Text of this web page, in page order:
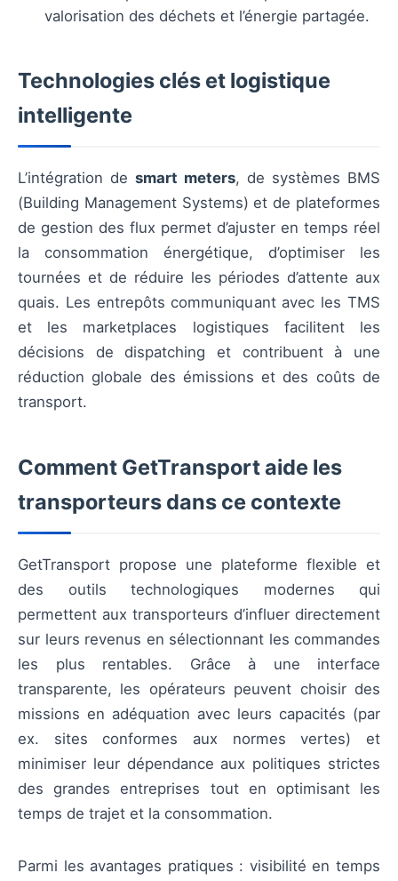
valorisation des déchets et l’énergie partagée.
Technologies clés et logistique
intelligente
L’intégration de smart meters, de systèmes BMS
(Building Management Systems) et de plateformes
de gestion des flux permet d’ajuster en temps réel
la consommation énergétique, d’optimiser les
tournées et de réduire les périodes d’attente aux
quais. Les entrepôts communiquant avec les TMS
et les marketplaces logistiques facilitent les
décisions de dispatching et contribuent à une
réduction globale des émissions et des coûts de
transport.
Comment GetTransport aide les
transporteurs dans ce contexte
GetTransport propose une plateforme flexible et
des outils technologiques modernes qui
permettent aux transporteurs d’influer directement
sur leurs revenus en sélectionnant les commandes
les plus rentables. Grâce à une interface
transparente, les opérateurs peuvent choisir des
missions en adéquation avec leurs capacités (par
ex. sites conformes aux normes vertes) et
minimiser leur dépendance aux politiques strictes
des grandes entreprises tout en optimisant les
temps de trajet et la consommation.
Parmi les avantages pratiques : visibilité en temps